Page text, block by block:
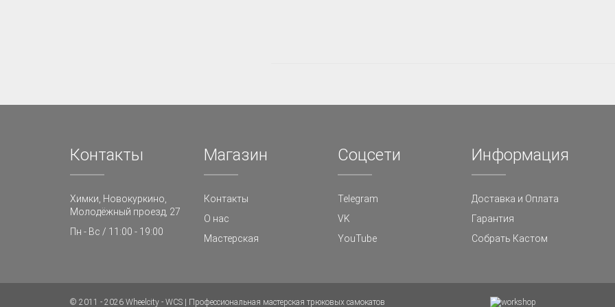
Контакты
Химки, Новокуркино,
Молодёжный проезд, 27
Пн - Вс / 11:00 - 19:00
Магазин
Контакты
О нас
Мастерская
Cоцсети
Telegram
VK
YouTube
Информация
Доставка и Оплата
Гарантия
Собрать Кастом
© 2011 - 2026 Wheelcity - WCS | Профессиональная мастерская трюковых самокатов